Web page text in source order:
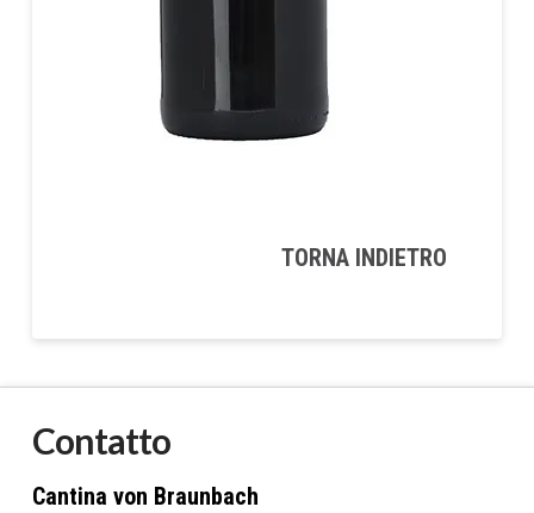
TORNA INDIETRO
Contatto
Cantina von Braunbach